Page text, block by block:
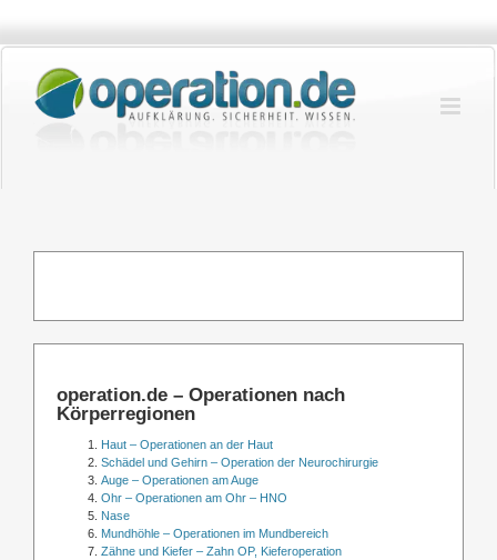
springen
operation.de – Operationen nach
Körperregionen
Haut – Operationen an der Haut
Schädel und Gehirn – Operation der Neurochirurgie
Auge – Operationen am Auge
Ohr – Operationen am Ohr – HNO
Nase
Mundhöhle – Operationen im Mundbereich
Zähne und Kiefer – Zahn OP, Kieferoperation